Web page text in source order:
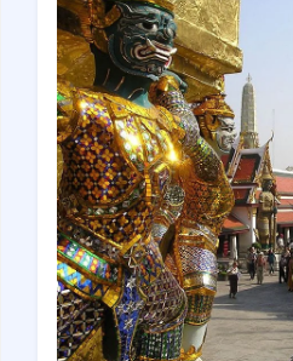
Турция
Финляндия
Франция
Хорватия
Чехия
Чили
Швейцария
Швеция
Шотландия
Шри-Ланка
Эстония
Япония